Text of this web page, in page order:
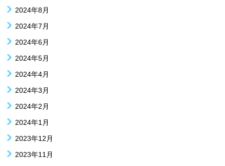
2024年8月
2024年7月
2024年6月
2024年5月
2024年4月
2024年3月
2024年2月
2024年1月
2023年12月
2023年11月